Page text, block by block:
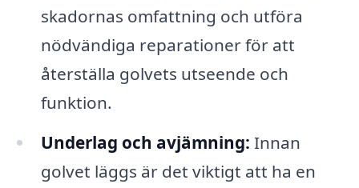
skadornas omfattning och utföra
nödvändiga reparationer för att
återställa golvets utseende och
funktion.
Underlag och avjämning: Innan
golvet läggs är det viktigt att ha en